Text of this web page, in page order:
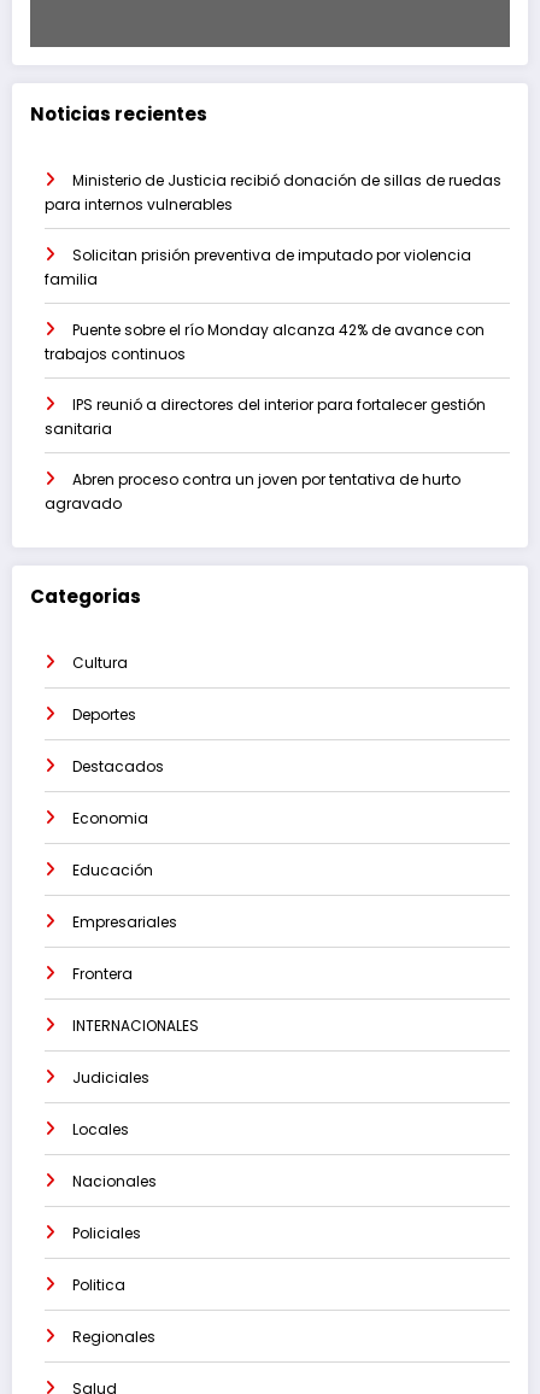
Noticias recientes
Ministerio de Justicia recibió donación de sillas de ruedas
para internos vulnerables
Solicitan prisión preventiva de imputado por violencia
familia
Puente sobre el río Monday alcanza 42% de avance con
trabajos continuos
IPS reunió a directores del interior para fortalecer gestión
sanitaria
Abren proceso contra un joven por tentativa de hurto
agravado
Categorias
Cultura
Deportes
Destacados
Economia
Educación
Empresariales
Frontera
INTERNACIONALES
Judiciales
Locales
Nacionales
Policiales
Politica
Regionales
Salud